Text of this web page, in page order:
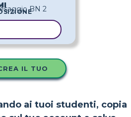
IL TUO
ai tuoi studenti, copia